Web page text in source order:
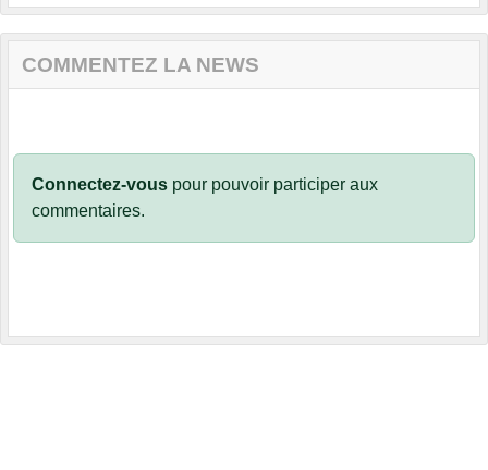
COMMENTEZ LA NEWS
Connectez-vous pour pouvoir participer aux
commentaires.